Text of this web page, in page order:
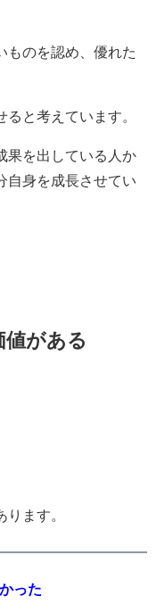
ものを認め、優れた
と考えています。
果を出している人か
自身を成長させてい
値がある
ます。
った